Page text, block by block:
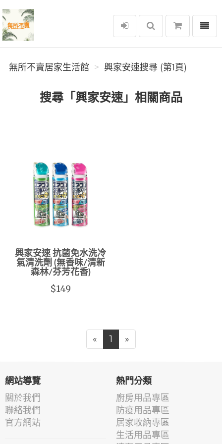
無所不賣居家生活館
選單
無所不賣居家生活館 興家安速搜尋 (第1頁)
搜尋「興家安速」相關商品
興家安速 抗菌免水洗冷
氣清洗劑 (無香味/清新
森林/芬芳花香)
$149
« 1 »
網站導覽
關於我們
聯絡我們
官方網站
熱門分類
廚房用品專區
防疫用品專區
居家收納專區
生活用品專區